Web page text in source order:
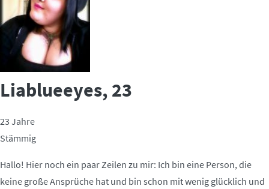
Liablueeyes, 23
23 Jahre
Stämmig
Hallo! Hier noch ein paar Zeilen zu mir: Ich bin eine Person, die
keine große Ansprüche hat und bin schon mit wenig glücklich und